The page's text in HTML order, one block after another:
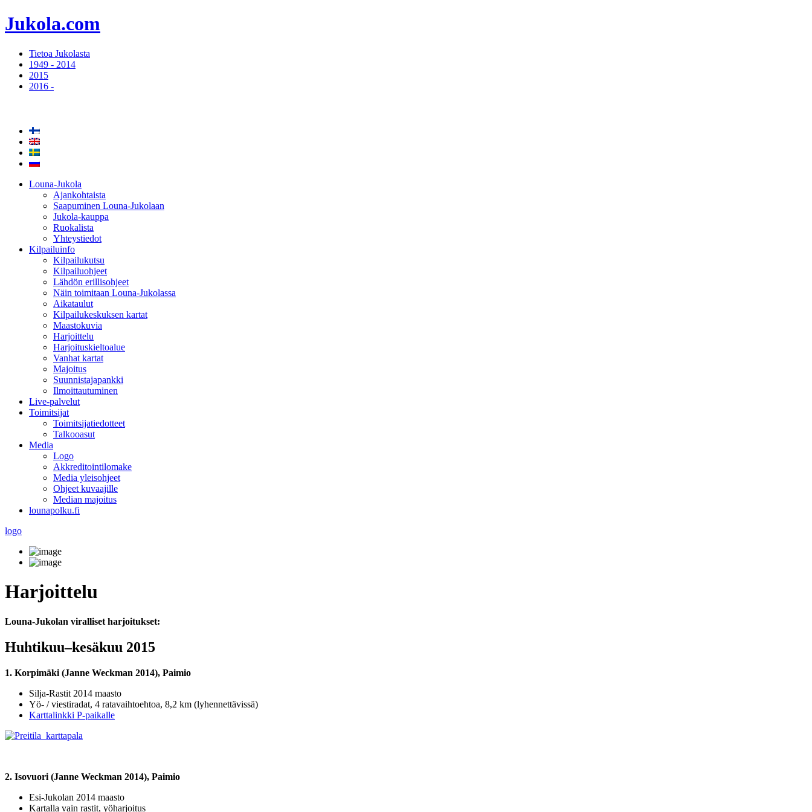
Jukola.com
Tietoa Jukolasta
1949 - 2014
2015
2016 -
Louna-Jukola
Ajankohtaista
Saapuminen Louna-Jukolaan
Jukola-kauppa
Ruokalista
Yhteystiedot
Kilpailuinfo
Kilpailukutsu
Kilpailuohjeet
Lähdön erillisohjeet
Näin toimitaan Louna-Jukolassa
Aikataulut
Kilpailukeskuksen kartat
Maastokuvia
Harjoittelu
Harjoituskieltoalue
Vanhat kartat
Majoitus
Suunnistajapankki
Ilmoittautuminen
Live-palvelut
Toimitsijat
Toimitsijatiedotteet
Talkooasut
Media
Logo
Akkreditointilomake
Media yleisohjeet
Ohjeet kuvaajille
Median majoitus
lounapolku.fi
logo
Harjoittelu
Louna-Jukolan viralliset harjoitukset:
Huhtikuu–kesäkuu 2015
1. Korpimäki (Janne Weckman 2014), Paimio
Silja-Rastit 2014 maasto
Yö- / viestiradat, 4 ratavaihtoehtoa, 8,2 km (lyhennettävissä)
Karttalinkki P-paikalle
2. Isovuori (Janne Weckman 2014), Paimio
Esi-Jukolan 2014 maasto
Kartalla vain rastit, yöharjoitus